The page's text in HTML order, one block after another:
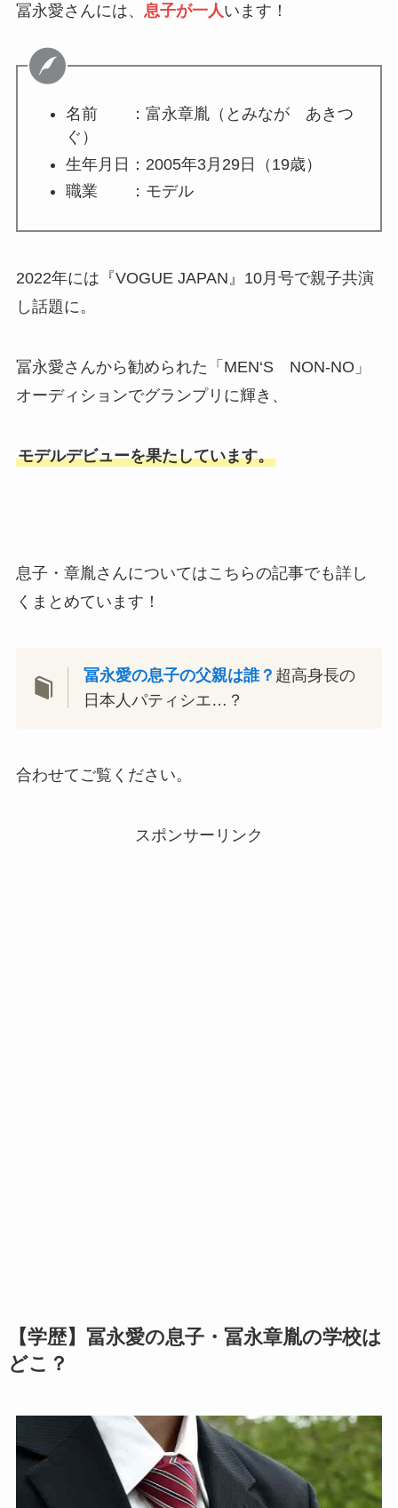
冨永愛さんには、 息子が一人 います！
名前 ：富永章胤（とみなが あきつ
ぐ）
生年月日：2005年3月29日（19歳）
職業 ：モデル
2022年には『VOGUE JAPAN』10月号で親子共演
し話題に。
冨永愛さんから勧められた「MEN‘S NON-NO」
オーディションでグランプリに輝き、
モデルデビューを果たしています。
息子・章胤さんについてはこちらの記事でも詳し
くまとめています！
冨永愛の息子の父親は誰？ 超高身長の
日本人パティシエ…？
合わせてご覧ください。
スポンサーリンク
【学歴】冨永愛の息子・冨永章胤の学校は
どこ？